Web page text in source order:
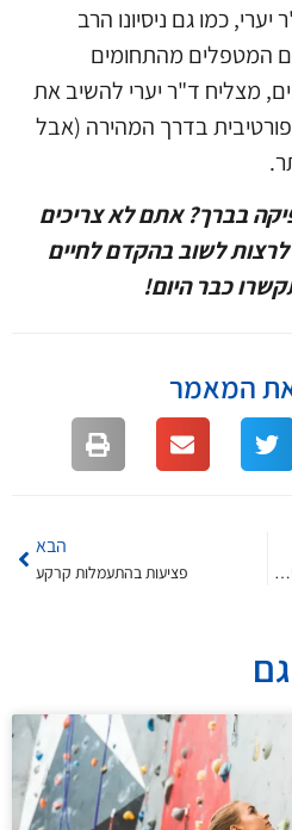
כמו גם ניסיונו הרב
המטפלים מהתחומים
מצליח ד"ר יערי להשיב את
בדרך המהירה (אבל
בברך?אתם לא צריכים
לשוב בהקדם לחיים
כבר היום!
המאמר
פציעות ספורט – כיצד הן קורות ואיך מטפלים?
הבא
פציעות בהתעמלות קרקע